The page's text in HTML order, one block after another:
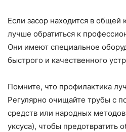
Если засор находится в общей
лучше обратиться к
Они имеют специальное
быстрого и качественного
Помните, что профилактика
Регулярно очищайте трубы с
средств или народных
уксуса), чтобы предотвратить